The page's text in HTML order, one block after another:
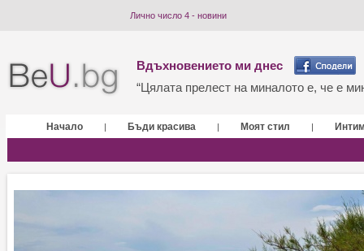
Лично число 4 - новини
Вдъхновението ми днес
“Цялата прелест на миналото е, че е
Начало | Бъди красива | Моят стил |